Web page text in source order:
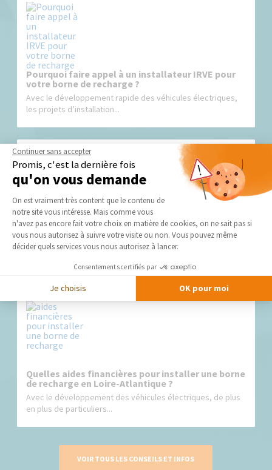
Pourquoi faire appel à un installateur IRVE pour
votre borne de recharge ?
Avec le développement rapide des véhicules électriques,
les projets d’installation...
Installation de borne de recharge pour entreprise
: quelles solutions pour les professionnels ?
Le développement des véhicules électriques transforme
Quelles aides financières pour installer une borne
de recharge en Loire-Atlantique ?
Avec le développement des véhicules électriques, de plus
en plus de particuliers...
VOIR TOUS LES CONSEILS ET INFOS
Continuer sans accepter
Promis, c'est la dernière fois
qu'on vous demande
Plateforme de Gestion du
On est vraiment très content que le contenu de
notre site vous intéresse. Mais comme vous
n'avez pas encore fait votre choix en matière de cookies, on ne sait pas si
vous nous autorisez à suivre votre visite ou non. Vous pouvez même
décider quels services vous nous autorisez à lancer.
Consentements certifiés par
Je choisis OK pour moi
Axeptio consent